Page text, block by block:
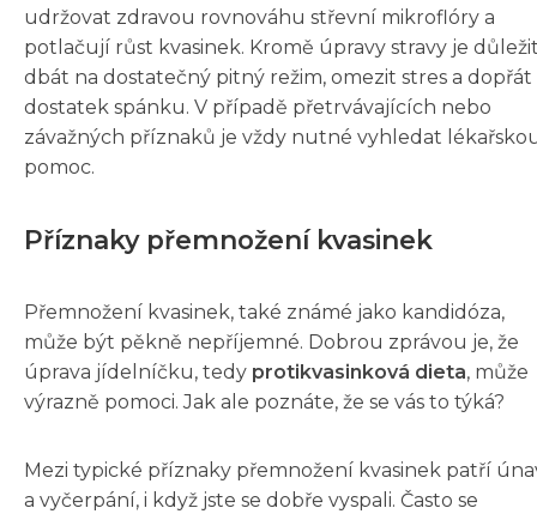
udržovat zdravou rovnováhu střevní mikroflóry a
potlačují růst kvasinek. Kromě úpravy stravy je
dbát na dostatečný pitný režim, omezit stres a dopřát
dostatek spánku. V případě přetrvávajících nebo
závažných příznaků je vždy nutné vyhledat
pomoc.
Příznaky přemnožení kvasinek
Přemnožení kvasinek, také známé jako kandidóza,
může být pěkně nepříjemné. Dobrou zprávou je, že
úprava jídelníčku, tedy protikvasinková dieta, může
výrazně pomoci. Jak ale poznáte, že se vás to týká?
Mezi typické příznaky přemnožení kvasinek patří
a vyčerpání, i když jste se dobře vyspali. Často se